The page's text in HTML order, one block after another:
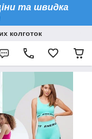
та швидка
колготок